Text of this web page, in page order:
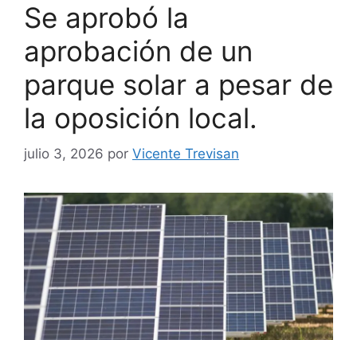
Se aprobó la
aprobación de un
parque solar a pesar de
la oposición local.
julio 3, 2026 por Vicente Trevisan